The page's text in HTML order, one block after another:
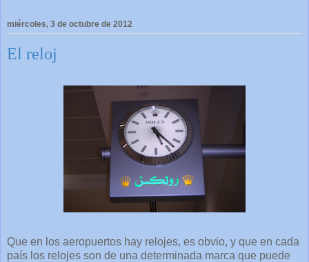
miércoles, 3 de octubre de 2012
El reloj
Que en los aeropuertos hay relojes, es obvio, y que en cada
país los relojes son de una determinada marca que puede